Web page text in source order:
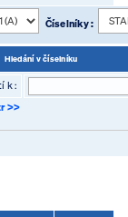
Číselníky :
Hledání v číselníku
k :
>>